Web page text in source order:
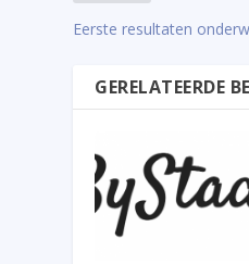
Eerste resultaten
GERELATEERDE